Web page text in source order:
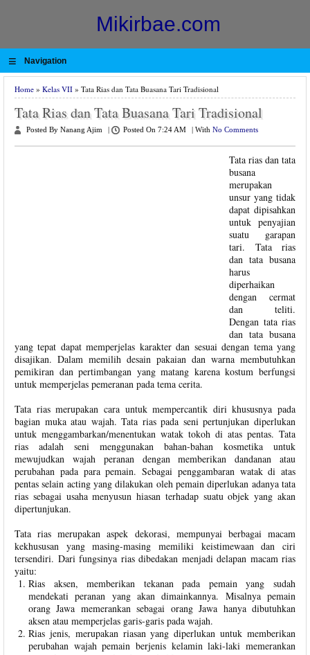
Mikirbae.com
≡ Navigation
Home » Kelas VII » Tata Rias dan Tata Buasana Tari Tradisional
Tata Rias dan Tata Buasana Tari Tradisional
Posted By Nanang Ajim Posted On 7:24 AM With No Comments
Tata rias dan tata
busana
merupakan
unsur yang tidak
dapat dipisahkan
untuk penyajian
suatu garapan
tari. Tata rias
dan tata busana
harus
diperhaikan
dengan cermat
dan teliti.
Dengan tata rias
dan tata busana
yang tepat dapat memperjelas karakter dan sesuai dengan tema yang
disajikan. Dalam memilih desain pakaian dan warna membutuhkan
pemikiran dan pertimbangan yang matang karena kostum berfungsi
untuk memperjelas pemeranan pada tema cerita.
Tata rias merupakan cara untuk mempercantik diri khususnya pada
bagian muka atau wajah. Tata rias pada seni pertunjukan diperlukan
untuk menggambarkan/menentukan watak tokoh di atas pentas. Tata
rias adalah seni menggunakan bahan-bahan kosmetika untuk
mewujudkan wajah peranan dengan memberikan dandanan atau
perubahan pada para pemain. Sebagai penggambaran watak di atas
pentas selain acting yang dilakukan oleh pemain diperlukan adanya tata
rias sebagai usaha menyusun hiasan terhadap suatu objek yang akan
dipertunjukan.
Tata rias merupakan aspek dekorasi, mempunyai berbagai macam
kekhususan yang masing-masing memiliki keistimewaan dan ciri
tersendiri. Dari fungsinya rias dibedakan menjadi delapan macam rias
yaitu:
Rias aksen, memberikan tekanan pada pemain yang sudah
mendekati peranan yang akan dimainkannya. Misalnya pemain
orang Jawa memerankan sebagai orang Jawa hanya dibutuhkan
aksen atau memperjelas garis-garis pada wajah.
Rias jenis, merupakan riasan yang diperlukan untuk memberikan
perubahan wajah pemain berjenis kelamin laki-laki memerankan